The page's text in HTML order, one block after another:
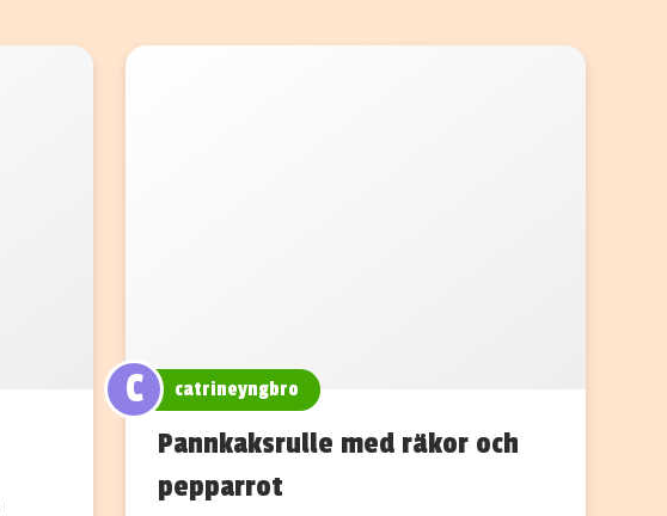
C catrineyngbro
Pannkaksrulle med räkor och
pepparrot